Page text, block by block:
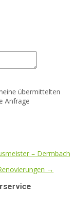
übermittelten
Anfrage
– Dermbach
→